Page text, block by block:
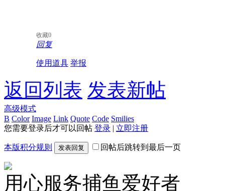
收藏0
回复
使用道具 举报
返回列表 发表新帖
高级模式
B Color Image Link Quote Code Smilies
您需要登录后才可以回帖 登录 | 立即注册
本版积分规则 发表回复 回帖后跳转到最后一页
用心服务捕鱼爱好者